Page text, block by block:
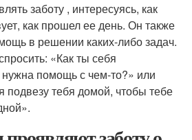
заботу , интересуясь, как
как прошел ее день. Он также
в решении каких-либо задач.
«Как ты себя
помощь с чем-то?» или
подвезу тебя домой, чтобы тебе